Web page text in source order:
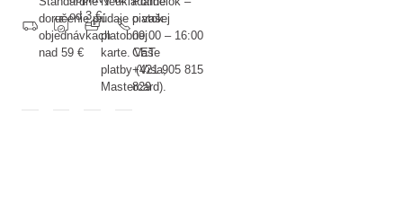
doručenie pri
objednávkach
nad 59 €
od 3 €údaje o vašej
platobnej
karte. Vaše
platby (Visa,
Mastercard).
piatok
09:00 – 16:00
CET
+421 905 815
829